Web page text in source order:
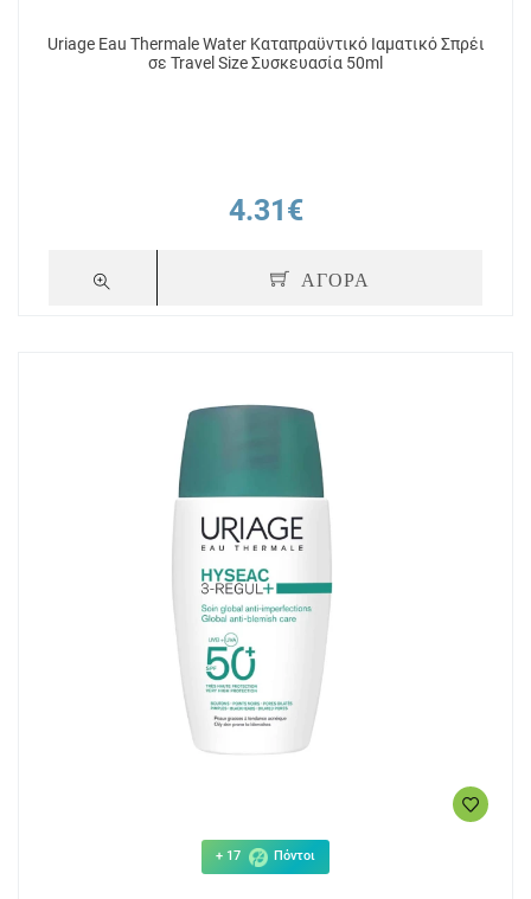
Uriage Eau Thermale Water Καταπραϋντικό Ιαματικό Σπρέι
σε Travel Size Συσκευασία 50ml
4.31€
ΑΓΟΡΑ
+ 17 Πόντοι